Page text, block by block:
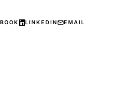
LINKEDIN EMAIL